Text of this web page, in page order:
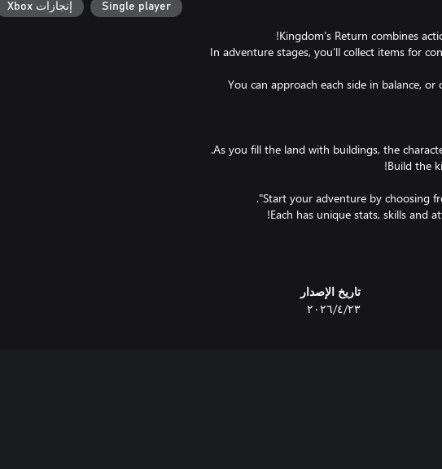
In adventure stages, you'll collect items for
You can approach each side in balance,
تاريخ الإصدار
٢٣‏/٤‏/٢٠٢٦
Single player إنجازات Xbox